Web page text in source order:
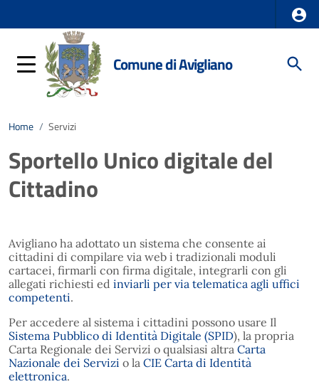
Comune di Avigliano
Home / Servizi
Sportello Unico digitale del
Cittadino
Avigliano ha adottato un sistema che consente ai
cittadini di compilare via web i tradizionali moduli
cartacei, firmarli con firma digitale, integrarli con gli
allegati richiesti ed inviarli per via telematica agli uffici
competenti.
Per accedere al sistema i cittadini possono usare Il
Sistema Pubblico di Identità Digitale (SPID), la propria
Carta Regionale dei Servizi o qualsiasi altra Carta
Nazionale dei Servizi o la CIE Carta di Identità
elettronica.